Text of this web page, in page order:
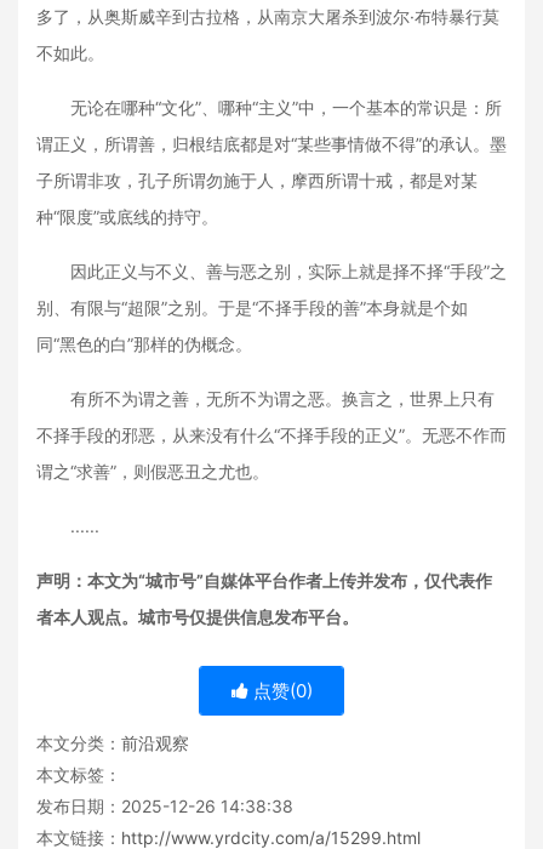
多了，从奥斯威辛到古拉格，从南京大屠杀到波尔·布特暴行莫
不如此。
无论在哪种“文化”、哪种“主义”中，一个基本的常识是：所
谓正义，所谓善，归根结底都是对“某些事情做不得”的承认。墨
子所谓非攻，孔子所谓勿施于人，摩西所谓十戒，都是对某
种“限度”或底线的持守。
因此正义与不义、善与恶之别，实际上就是择不择“手段”之
别、有限与“超限”之别。于是“不择手段的善”本身就是个如
同“黑色的白”那样的伪概念。
有所不为谓之善，无所不为谓之恶。换言之，世界上只有
不择手段的邪恶，从来没有什么“不择手段的正义”。无恶不作而
谓之“求善”，则假恶丑之尤也。
......
声明：本文为“城市号”自媒体平台作者上传并发布，仅代表作
者本人观点。城市号仅提供信息发布平台。
点赞(0)
本文分类： 前沿观察
本文标签：
发布日期：2025-12-26 14:38:38
本文链接： http://www.yrdcity.com/a/15299.html